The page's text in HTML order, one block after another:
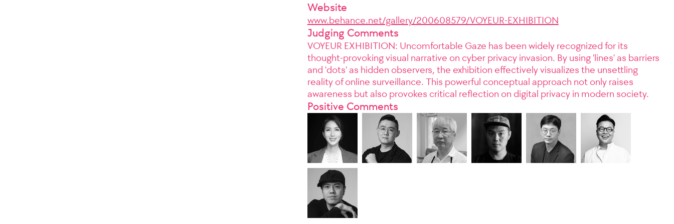
Website
www.behance.net/gallery/200608579/VOYEUR-EXHIBITION
Judging Comments
VOYEUR EXHIBITION: Uncomfortable Gaze has been widely recognized for its
thought-provoking visual narrative on cyber privacy invasion. By using 'lines' as barriers
and 'dots' as hidden observers, the exhibition effectively visualizes the unsettling
reality of online surveillance. This powerful conceptual approach not only raises
awareness but also provokes critical reflection on digital privacy in modern society.
Positive Comments